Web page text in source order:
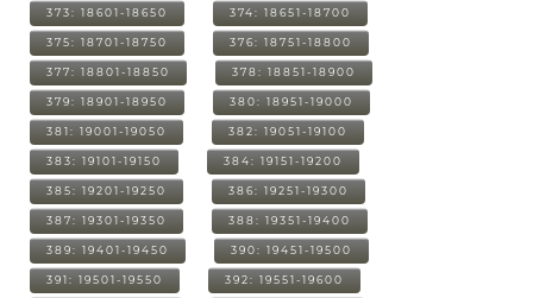
373: 18601-18650 374: 18651-18700
375: 18701-18750 376: 18751-18800
377: 18801-18850 378: 18851-18900
379: 18901-18950 380: 18951-19000
381: 19001-19050 382: 19051-19100
383: 19101-19150 384: 19151-19200
385: 19201-19250 386: 19251-19300
387: 19301-19350 388: 19351-19400
389: 19401-19450 390: 19451-19500
391: 19501-19550 392: 19551-19600